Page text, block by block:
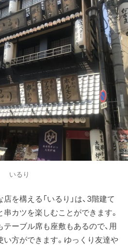
いるり
を構える「いるり」は、3階建て
カツを楽しむことができます。
ーブル席も座敷もあるので、用
方ができます。ゆっくり友達や